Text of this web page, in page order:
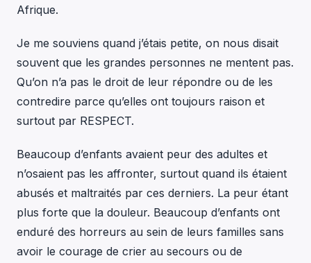
Afrique.
Je me souviens quand j’étais petite, on nous disait
souvent que les grandes personnes ne mentent pas.
Qu’on n’a pas le droit de leur répondre ou de les
contredire parce qu’elles ont toujours raison et
surtout par RESPECT.
Beaucoup d’enfants avaient peur des adultes et
n’osaient pas les affronter, surtout quand ils étaient
abusés et maltraités par ces derniers. La peur étant
plus forte que la douleur. Beaucoup d’enfants ont
enduré des horreurs au sein de leurs familles sans
avoir le courage de crier au secours ou de